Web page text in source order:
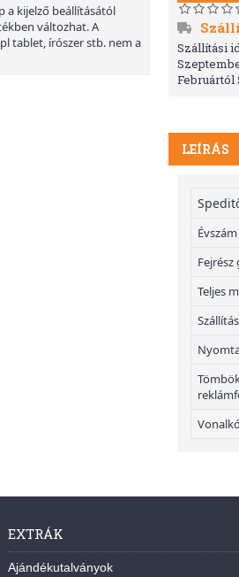
a kijelző beállításától
változhat. A
tablet, írószer stb. nem a
Szállítási
Februártól
LEÍRÁS
Évszám
Teljes
EXTRÁK
Ajándékutalványok